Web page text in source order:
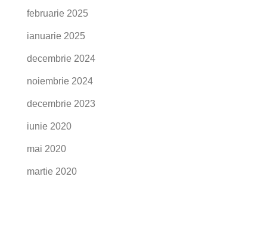
februarie 2025
ianuarie 2025
decembrie 2024
noiembrie 2024
decembrie 2023
iunie 2020
mai 2020
martie 2020